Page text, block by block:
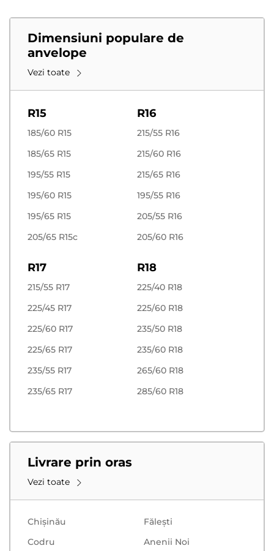
Dimensiuni populare de
anvelope
Vezi toate
R15
185/60 R15
185/65 R15
195/55 R15
195/60 R15
195/65 R15
205/65 R15c
R16
215/55 R16
215/60 R16
215/65 R16
195/55 R16
205/55 R16
205/60 R16
R17
215/55 R17
225/45 R17
225/60 R17
225/65 R17
235/55 R17
235/65 R17
R18
225/40 R18
225/60 R18
235/50 R18
235/60 R18
265/60 R18
285/60 R18
Livrare prin oras
Vezi toate
Chișinău
Făleşti
Codru
Anenii Noi